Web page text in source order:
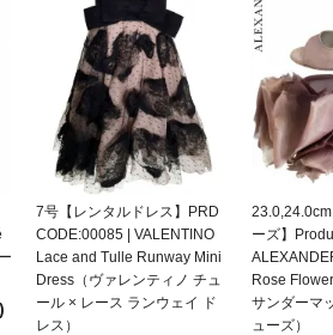
7号【レンタルドレス】PRD
CODE:00085 | VALENTINO
Lace and Tulle Runway Mini
Dress（ヴァレンティノ チュ
ール × レース ランウェイ ド
レス）
ーズ】
Rose
サンダーマ
ューズ）